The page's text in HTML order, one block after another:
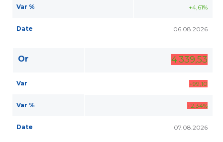
Var % +4,61%
Date 06.08.2026
Or 4 339,53
Var +99,10
Var % +2,34%
Date 07.08.2026